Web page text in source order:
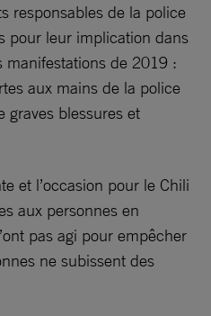
responsables de la police
pour leur implication dans
manifestations de 2019 :
aux mains de la police
graves blessures et
et l’occasion pour le Chili
aux personnes en
pas agi pour empêcher
ne subissent des